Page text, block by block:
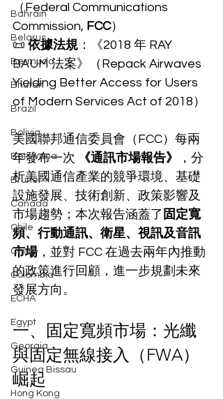
Bahrain
Belarus
Bermuda
Bhutan
Brazil
Bolivia
Botswana
Brunei
Canada
Chile
China
Colombia
ECHA
Egypt
Georgia
Guinea Bissau
Hong Kong
（Federal Communications
Commission, FCC）
📜 依據法規 ：《2018 年 RAY
BAUM 法案》（Repack Airwaves
Yielding Better Access for Users
of Modern Services Act of 2018）
美國聯邦通信委員會（FCC）每兩
年發布一次
《通訊市場報告》
，分
析美國通信產業的競爭環境、基礎
設施發展、技術創新、政策影響及
市場趨勢；本次報告涵蓋了 固定寬
頻、行動通訊、衛星、視訊及音訊
市場，並對 FCC 在過去兩年內推動
的政策進行回顧，進一步規劃未來
發展方向。
一、固定寬頻市場：光纖
與固定無線接入（FWA）
崛起